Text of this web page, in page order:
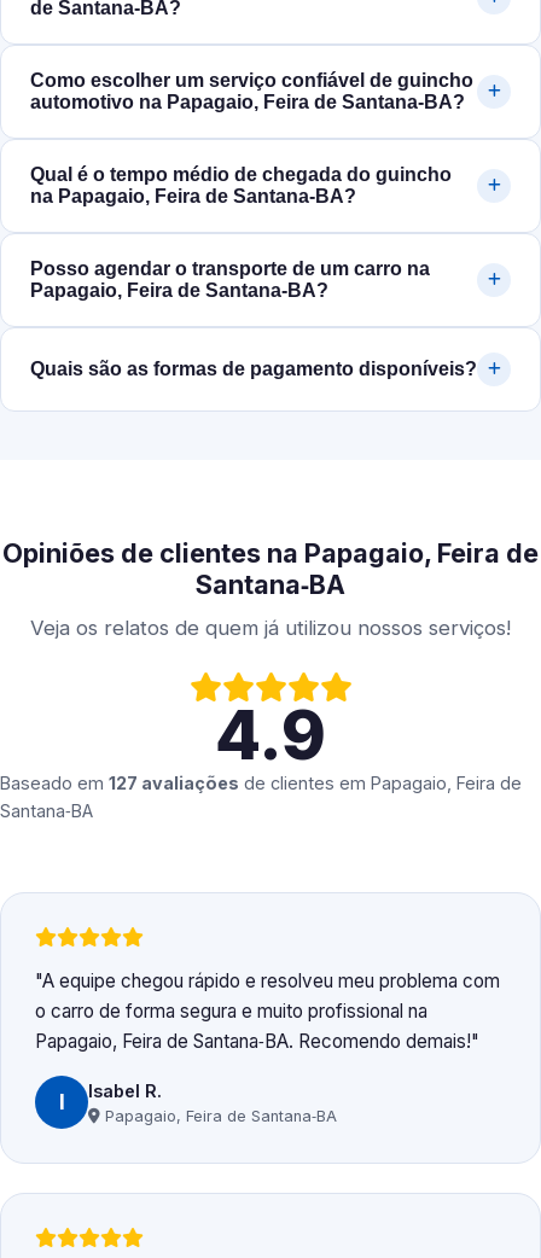
de Santana‑BA?
Como escolher um serviço confiável de guincho
automotivo na Papagaio, Feira de Santana‑BA?
Qual é o tempo médio de chegada do guincho
na Papagaio, Feira de Santana‑BA?
Posso agendar o transporte de um carro na
Papagaio, Feira de Santana‑BA?
Quais são as formas de pagamento disponíveis?
Opiniões de clientes na Papagaio, Feira de
Santana‑BA
Veja os relatos de quem já utilizou nossos serviços!
4.9
Baseado em 127 avaliações de clientes em Papagaio, Feira de
Santana‑BA
A equipe chegou rápido e resolveu meu problema com
o carro de forma segura e muito profissional na
Papagaio, Feira de Santana‑BA. Recomendo demais!
I Isabel R.
Papagaio, Feira de Santana‑BA